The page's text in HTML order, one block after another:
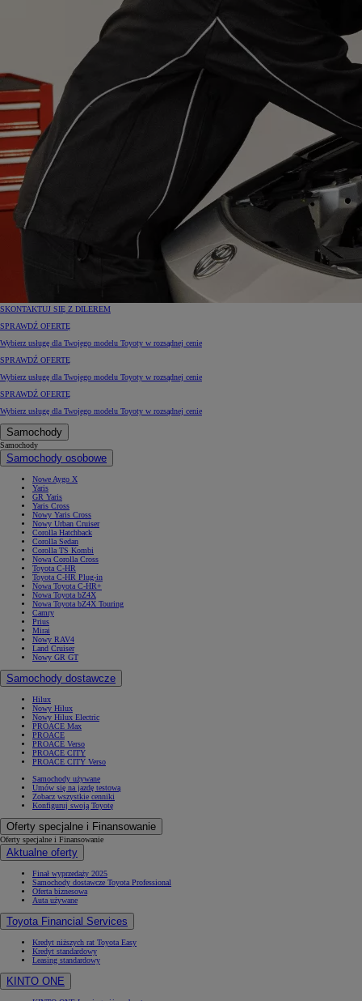
SKONTAKTUJ SIĘ Z DILEREM
SPRAWDŹ OFERTĘ
Wybierz usługę dla Twojego modelu Toyoty w rozsądnej cenie
SPRAWDŹ OFERTĘ
Wybierz usługę dla Twojego modelu Toyoty w rozsądnej cenie
SPRAWDŹ OFERTĘ
Wybierz usługę dla Twojego modelu Toyoty w rozsądnej cenie
Samochody
Samochody
Samochody osobowe
Nowe Aygo X
Yaris
GR Yaris
Yaris Cross
Nowy Yaris Cross
Nowy Urban Cruiser
Corolla Hatchback
Corolla Sedan
Corolla TS Kombi
Nowa Corolla Cross
Toyota C-HR
Toyota C-HR Plug-in
Nowa Toyota C-HR+
Nowa Toyota bZ4X
Nowa Toyota bZ4X Touring
Camry
Prius
Mirai
Nowy RAV4
Land Cruiser
Nowy GR GT
Samochody dostawcze
Hilux
Nowy Hilux
Nowy Hilux Electric
PROACE Max
PROACE
PROACE Verso
PROACE CITY
PROACE CITY Verso
Samochody używane
Umów się na jazdę testową
Zobacz wszystkie cenniki
Konfiguruj swoją Toyotę
Oferty specjalne i Finansowanie
Oferty specjalne i Finansowanie
Aktualne oferty
Finał wyprzedaży 2025
Samochody dostawcze Toyota Professional
Oferta biznesowa
Auta używane
Toyota Financial Services
Kredyt niższych rat Toyota Easy
Kredyt standardowy
Leasing standardowy
KINTO ONE